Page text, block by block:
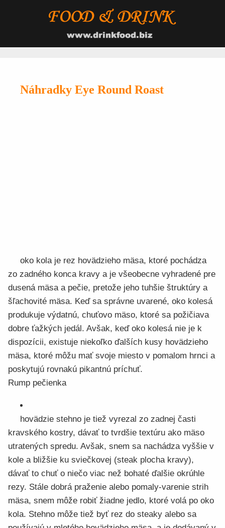
Náhradky Eye Round Roast
oko kola je rez hovädzieho mäsa, ktoré pochádza
zo zadného konca kravy a je všeobecne vyhradené pre
dusená mäsa a pečie, pretože jeho tuhšie štruktúry a
šľachovité mäsa. Keď sa správne uvarené, oko kolesá
produkuje výdatnú, chuťovo mäso, ktoré sa požičiava
dobre ťažkých jedál. Avšak, keď oko kolesá nie je k
dispozícii, existuje niekoľko ďalších kusy hovädzieho
mäsa, ktoré môžu mať svoje miesto v pomalom hrnci a
poskytujú rovnakú pikantnú príchuť.
Rump pečienka
hovädzie stehno je tiež vyrezal zo zadnej časti
kravského kostry, dávať to tvrdšie textúru ako mäso
utratených spredu. Avšak, snem sa nachádza vyššie v
kole a bližšie ku sviečkovej (steak plocha kravy),
dávať to chuť o niečo viac než bohaté ďalšie okrúhle
rezy. Stále dobrá praženie alebo pomaly-varenie strih
mäsa, snem môže robiť žiadne jedlo, ktoré volá po oko
kola. Stehno môže tiež byť rez do steaky alebo sa